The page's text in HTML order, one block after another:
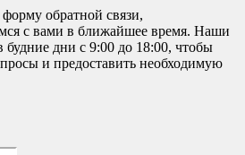
обратной связи,
с вами в ближайшее время. Наши
будние дни с 9:00 до 18:00, чтобы
и предоставить необходимую